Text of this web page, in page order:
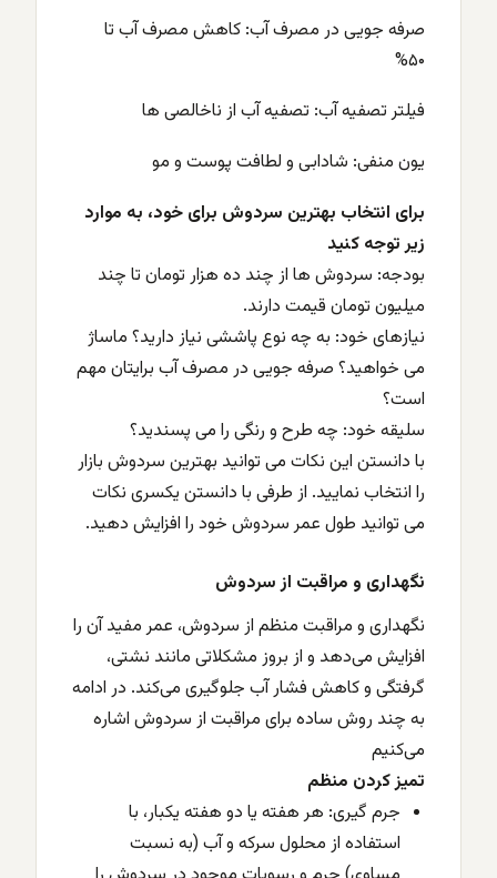
صرفه جویی در مصرف آب: کاهش مصرف آب تا
۵۰%
فیلتر تصفیه آب: تصفیه آب از ناخالصی ها
یون منفی: شادابی و لطافت پوست و مو
برای انتخاب بهترین سردوش برای خود، به موارد
زیر توجه کنید
بودجه: سردوش ها از چند ده هزار تومان تا چند
میلیون تومان قیمت دارند.
نیازهای خود: به چه نوع پاششی نیاز دارید؟ ماساژ
می خواهید؟ صرفه جویی در مصرف آب برایتان مهم
است؟
سلیقه خود: چه طرح و رنگی را می پسندید؟
با دانستن این نکات می توانید بهترین سردوش بازار
را انتخاب نمایید. از طرفی با دانستن یکسری نکات
می توانید طول عمر سردوش خود را افزایش دهید.
نگهداری و مراقبت از سردوش
نگهداری و مراقبت منظم از سردوش، عمر مفید آن را
افزایش می‌دهد و از بروز مشکلاتی مانند نشتی،
گرفتگی و کاهش فشار آب جلوگیری می‌کند. در ادامه
به چند روش ساده برای مراقبت از سردوش اشاره
می‌کنیم
تمیز کردن منظم
جرم گیری: هر هفته یا دو هفته یکبار، با
استفاده از محلول سرکه و آب (به نسبت